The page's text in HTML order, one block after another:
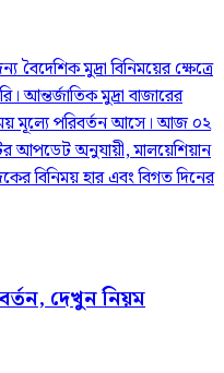
বৈদেশিক মুদ্রা বিনিময়ের ক্ষেত্রে
আন্তর্জাতিক মুদ্রা বাজারের
মূল্যে পরিবর্তন আসে। আজ ০২
আপডেট অনুযায়ী, মালয়েশিয়ান
বিনিময় হার এবং বিগত দিনের
দেখুন নিয়ম